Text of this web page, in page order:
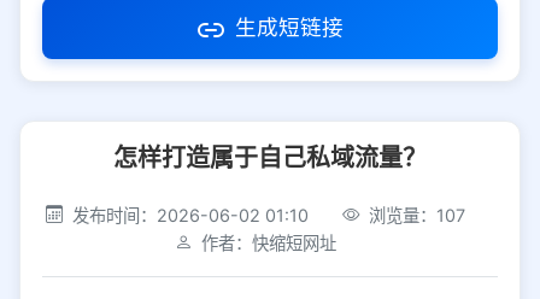
访问密码
社交平台 电商平台
选择防红平台类型，避免链接被拦截
生成短链接
怎样打造属于自己私域流量？
发布时间：2026-06-02 01:10
浏览量：107
作者：快缩短网址